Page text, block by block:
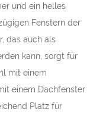
und ein helles
Fenstern der
das auch als
kann, sorgt für
mit einem
einem Dachfenster
Platz für